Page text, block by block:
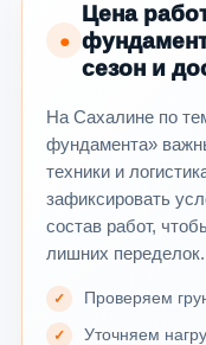
●
Цена
сезон и
На Сахалине по
фундамента»
техники и
зафиксировать
состав работ,
лишних переделок.
Проверяем
Уточняем